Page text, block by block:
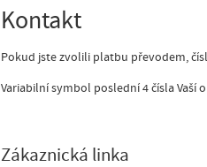
Kontakt
Pokud jste zvolili platbu převodem,
Variabilní symbol poslední 4 čísla Vaší
Zákaznická linka